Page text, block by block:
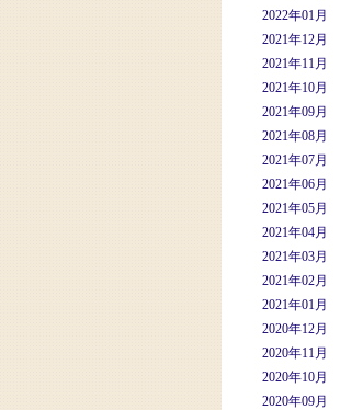
2022年01月
2021年12月
2021年11月
2021年10月
2021年09月
2021年08月
2021年07月
2021年06月
2021年05月
2021年04月
2021年03月
2021年02月
2021年01月
2020年12月
2020年11月
2020年10月
2020年09月